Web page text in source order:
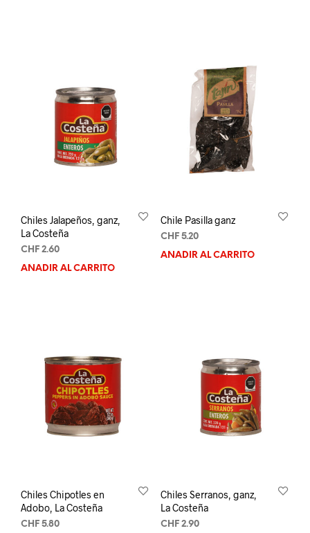
Chiles Jalapeños, ganz,
La Costeña
CHF 2.60
AÑADIR AL CARRITO
Chile Pasilla ganz
CHF5.20
AÑADIR AL CARRITO
Chiles Chipotles en
Adobo, La Costeña
CHF 5.80
Chiles Serranos, ganz,
La Costeña
CHF2.90